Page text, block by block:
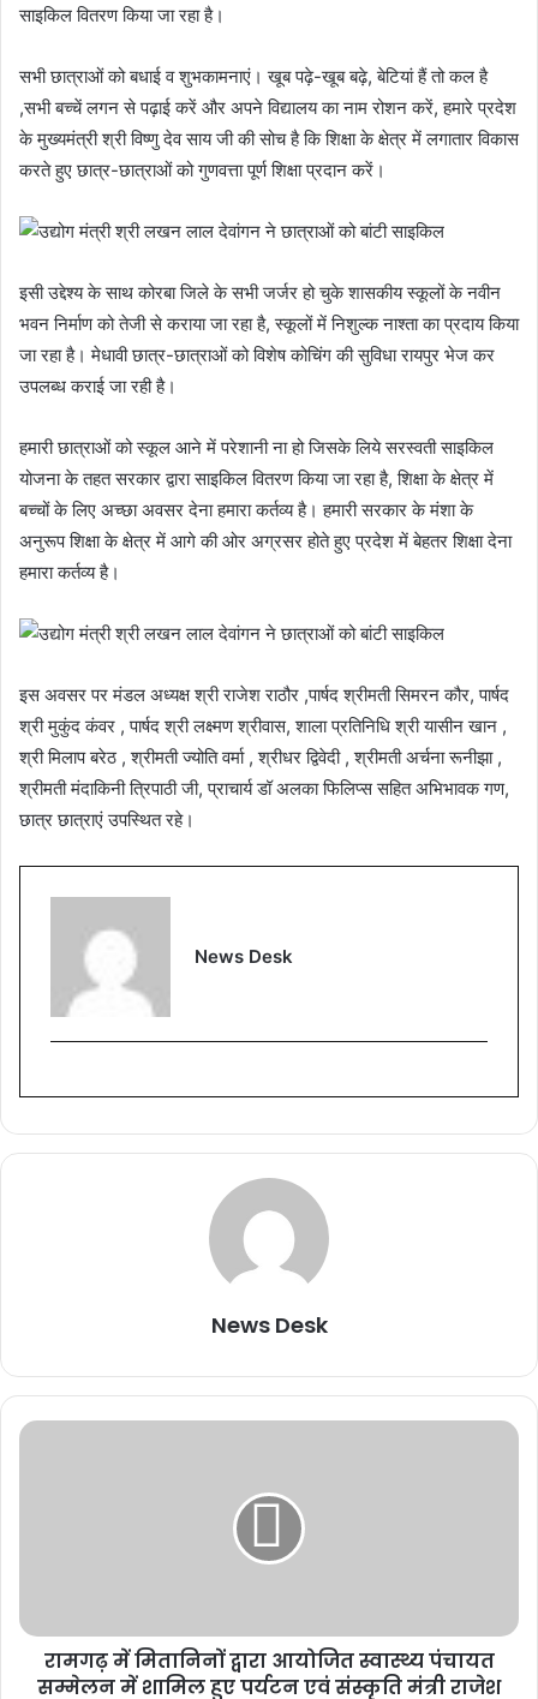
साइकिल वितरण किया जा रहा है।
सभी छात्राओं को बधाई व शुभकामनाएं। खूब पढ़े-खूब बढ़े, बेटियां हैं तो कल है
,सभी बच्चें लगन से पढ़ाई करें और अपने विद्यालय का नाम रोशन करें, हमारे प्रदेश
के मुख्यमंत्री श्री विष्णु देव साय जी की सोच है कि शिक्षा के क्षेत्र में लगातार विकास
करते हुए छात्र-छात्राओं को गुणवत्ता पूर्ण शिक्षा प्रदान करें।
इसी उद्देश्य के साथ कोरबा जिले के सभी जर्जर हो चुके शासकीय स्कूलों के नवीन
भवन निर्माण को तेजी से कराया जा रहा है, स्कूलों में निशुल्क नाश्ता का प्रदाय किया
जा रहा है। मेधावी छात्र-छात्राओं को विशेष कोचिंग की सुविधा रायपुर भेज कर
उपलब्ध कराई जा रही है।
हमारी छात्राओं को स्कूल आने में परेशानी ना हो जिसके लिये सरस्वती साइकिल
योजना के तहत सरकार द्वारा साइकिल वितरण किया जा रहा है, शिक्षा के क्षेत्र में
बच्चों के लिए अच्छा अवसर देना हमारा कर्तव्य है। हमारी सरकार के मंशा के
अनुरूप शिक्षा के क्षेत्र में आगे की ओर अग्रसर होते हुए प्रदेश में बेहतर शिक्षा देना
हमारा कर्तव्य है।
इस अवसर पर मंडल अध्यक्ष श्री राजेश राठौर ,पार्षद श्रीमती सिमरन कौर, पार्षद
श्री मुकुंद कंवर , पार्षद श्री लक्ष्मण श्रीवास, शाला प्रतिनिधि श्री यासीन खान ,
श्री मिलाप बरेठ , श्रीमती ज्योति वर्मा , श्रीधर द्विवेदी , श्रीमती अर्चना रूनीझा ,
श्रीमती मंदाकिनी त्रिपाठी जी, प्राचार्य डॉ अलका फिलिप्स सहित अभिभावक गण,
छात्र छात्राएं उपस्थित रहे।
News Desk
News Desk
रामगढ़ में मितानिनों द्वारा आयोजित स्वास्थ्य पंचायत
सम्मेलन में शामिल हुए पर्यटन एवं संस्कृति मंत्री राजेश